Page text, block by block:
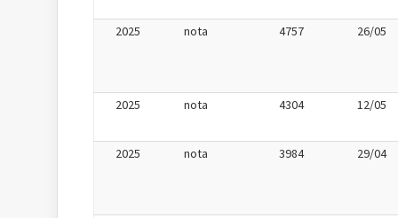
2025 nota 4757 26/05
2025 nota 4304 12/05
2025 nota 3984 29/04